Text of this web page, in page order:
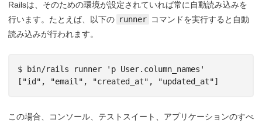
Railsは、そのための環境が設定されていれば常に自動読み込みを
行います。たとえば、以下の runner コマンドを実行すると自動
読み込みが行われます。
$ bin/rails runner 'p User.column_names'
この場合、コンソール、テストスイート、アプリケーションのすべ